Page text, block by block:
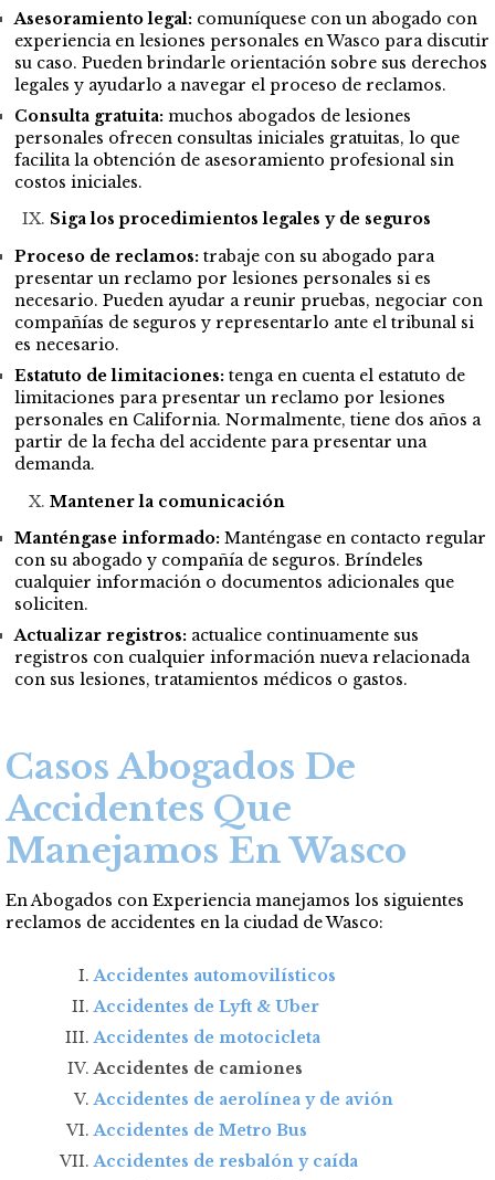
Asesoramiento legal: comuníquese con un abogado con
experiencia en lesiones personales en Wasco para discutir
su caso. Pueden brindarle orientación sobre sus derechos
legales y ayudarlo a navegar el proceso de reclamos.
Consulta gratuita: muchos abogados de lesiones
personales ofrecen consultas iniciales gratuitas, lo que
facilita la obtención de asesoramiento profesional sin
costos iniciales.
Siga los procedimientos legales y de seguros
Proceso de reclamos: trabaje con su abogado para
presentar un reclamo por lesiones personales si es
necesario. Pueden ayudar a reunir pruebas, negociar con
compañías de seguros y representarlo ante el tribunal si
es necesario.
Estatuto de limitaciones: tenga en cuenta el estatuto de
limitaciones para presentar un reclamo por lesiones
personales en California. Normalmente, tiene dos años a
partir de la fecha del accidente para presentar una
demanda.
Mantener la comunicación
Manténgase informado: Manténgase en contacto regular
con su abogado y compañía de seguros. Bríndeles
cualquier información o documentos adicionales que
soliciten.
Actualizar registros: actualice continuamente sus
registros con cualquier información nueva relacionada
con sus lesiones, tratamientos médicos o gastos.
Casos Abogados De
Accidentes Que
Manejamos En Wasco
En Abogados con Experiencia manejamos los siguientes
reclamos de accidentes en la ciudad de Wasco:
Accidentes automovilísticos
Accidentes de Lyft & Uber
Accidentes de motocicleta
Accidentes de camiones
Accidentes de aerolínea y de avión
Accidentes de Metro Bus
Accidentes de resbalón y caída